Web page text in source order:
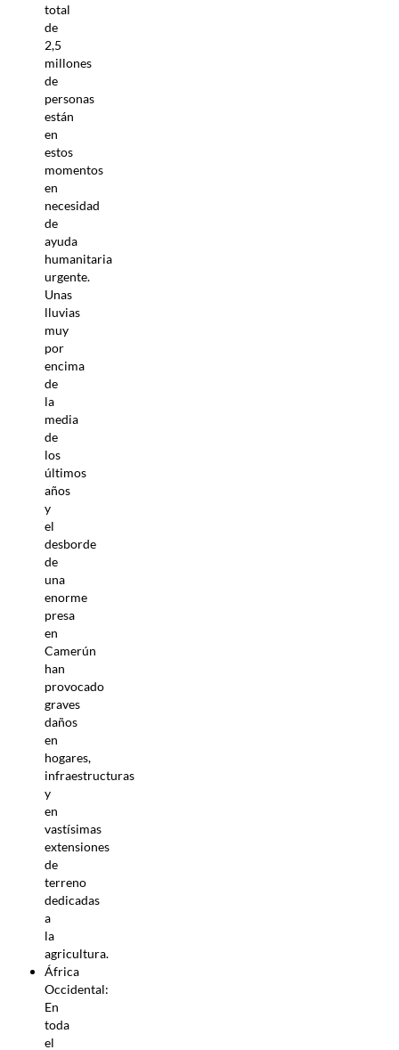
total
de
2,5
millones
de
personas
están
en
estos
momentos
en
necesidad
de
ayuda
humanitaria
urgente.
Unas
lluvias
muy
por
encima
de
la
media
de
los
últimos
años
y
el
desborde
de
una
enorme
presa
en
Camerún
han
provocado
graves
daños
en
hogares,
infraestructuras
y
en
vastísimas
extensiones
de
terreno
dedicadas
a
la
agricultura.
África
Occidental:
En
toda
el